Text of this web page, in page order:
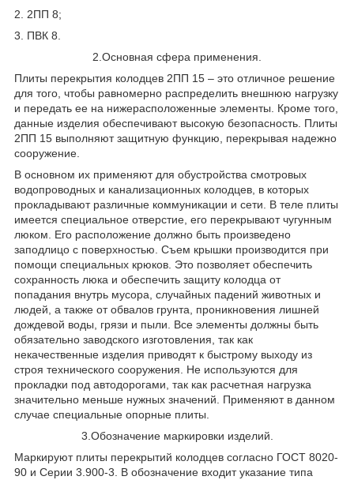
2. 2ПП 8;
3. ПВК 8.
2.Основная сфера применения.
Плиты перекрытия колодцев 2ПП 15 – это отличное решение
для того, чтобы равномерно распределить внешнюю нагрузку
и передать ее на нижерасположенные элементы. Кроме того,
данные изделия обеспечивают высокую безопасность. Плиты
2ПП 15 выполняют защитную функцию, перекрывая надежно
сооружение.
В основном их применяют для обустройства смотровых
водопроводных и канализационных колодцев, в которых
прокладывают различные коммуникации и сети. В теле плиты
имеется специальное отверстие, его перекрывают чугунным
люком. Его расположение должно быть произведено
заподлицо с поверхностью. Съем крышки производится при
помощи специальных крюков. Это позволяет обеспечить
сохранность люка и обеспечить защиту колодца от
попадания внутрь мусора, случайных падений животных и
людей, а также от обвалов грунта, проникновения лишней
дождевой воды, грязи и пыли. Все элементы должны быть
обязательно заводского изготовления, так как
некачественные изделия приводят к быстрому выходу из
строя технического сооружения. Не используются для
прокладки под автодорогами, так как расчетная нагрузка
значительно меньше нужных значений. Применяют в данном
случае специальные опорные плиты.
3.Обозначение маркировки изделий.
Маркируют плиты перекрытий колодцев согласно ГОСТ 8020-
90 и Серии 3.900-3. В обозначение входит указание типа